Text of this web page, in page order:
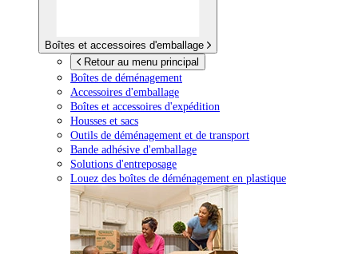
Boîtes et accessoires d'emballage
Retour au menu principal
Boîtes de déménagement
Accessoires d'emballage
Boîtes et accessoires d'expédition
Housses et sacs
Outils de déménagement et de transport
Bande adhésive d'emballage
Solutions d'entreposage
Louez des boîtes de déménagement en plastique